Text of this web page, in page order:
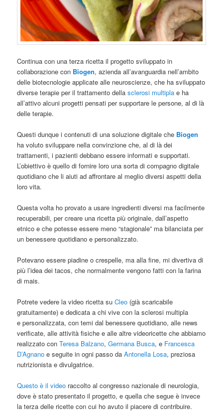
Continua con una terza ricetta il progetto sviluppato in
collaborazione con Biogen, azienda all’avanguardia nell’ambito
delle biotecnologie applicate alle neuroscienze, che ha sviluppato
diverse terapie per il trattamento dellasclerosi multipla e ha
all’attivo alcuni progetti pensati per supportare le persone, al di là
delle terapie.
Questi dunque i contenuti di una soluzione digitale che Biogen
ha voluto sviluppare nella convinzione che, al di là dei
trattamenti, i pazienti debbano essere informati e supportati.
L’obiettivo è quello di fornire loro una sorta di compagno digitale
quotidiano che li aiuti ad affrontare al meglio diversi aspetti della
loro vita.
Questa volta ho provato a usare ingredienti diversi ma facilmente
recuperabili, per creare una ricetta più originale, dall’aspetto
etnico e che potesse essere meno “stagionale” ma bilanciata per
un benessere quotidiano e personalizzato.
Potevano essere piadine o crespelle, ma alla fine, mi divertiva di
più l’idea dei tacos, che normalmente vengono fatti con la farina
di mais.
Potrete vedere la video ricetta suCleo (già scaricabile
gratuitamente) e dedicata a chi vive con la sclerosi multipla
e personalizzata, con temi dal benessere quotidiano, alle news
verificate, alle attività fisiche e alle altre videoricette che abbiamo
realizzato conTeresa Balzano,Germana Busca, e Francesca
D’Agnano e seguite in ogni passo daAntonella Losa, preziosa
nutrizionista e divulgatrice.
Questo è il video raccolto al congresso nazionale di neurologia,
dove è stato presentato il progetto, e quella che segue è invece
la terza delle ricette con cui ho avuto il piacere di contribuire.